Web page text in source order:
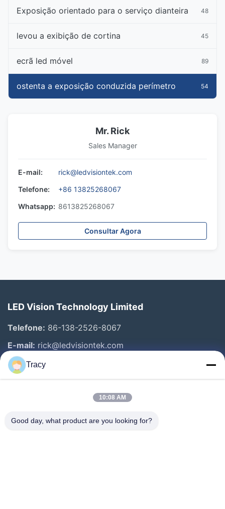
Exposição orientado para o serviço dianteira 48
levou a exibição de cortina 45
ecrã led móvel 89
ostenta a exposição conduzida perímetro 54
Mr. Rick
Sales Manager
E-mail:
rick@ledvisiontek.com
Telefone:
+86 13825268067
Whatsapp: 8613825268067
Consultar Agora
LED Vision Technology Limited
Telefone: 86-138-2526-8067
E-mail: rick@ledvisiontek.com
Links Rápidos
Produtos
Tracy
10:08 AM
Good day, what product are you looking for?